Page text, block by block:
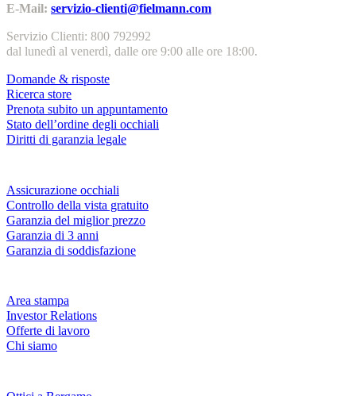
E-Mail: servizio-clienti@fielmann.com
Servizio Clienti: 800 792992
dal lunedì al venerdì, dalle ore 9:00 alle ore 18:00.
Domande & risposte
Ricerca store
Prenota subito un appuntamento
Stato dell’ordine degli occhiali
Diritti di garanzia legale
Assicurazione occhiali
Controllo della vista gratuito
Garanzia del miglior prezzo
Garanzia di 3 anni
Garanzia di soddisfazione
Area stampa
Investor Relations
Offerte di lavoro
Chi siamo